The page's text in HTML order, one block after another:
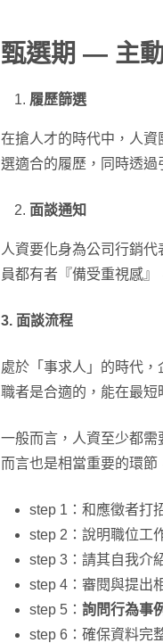
甄選期 — 主
履歷篩選
在搶人才的時代中，人
選適合的履歷，同時透過
面談通知
人資要化身為公司行銷
員都有者『備受重視感
3. 面談流程
處於「事求人」的時代
職者是合適的，能在最短
一般而言，人資至少都
而言也是相當重要的環節
step 1：和應徵者打
step 2：說明職位工
step 3：請其自我介
step 4：審閱與提出
step 5： 詢問行為事
step 6：確保資料完